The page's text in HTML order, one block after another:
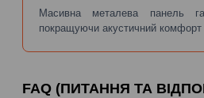
Масивна металева панель
покращуючи акустичний комфорт
FAQ (ПИТАННЯ ТА